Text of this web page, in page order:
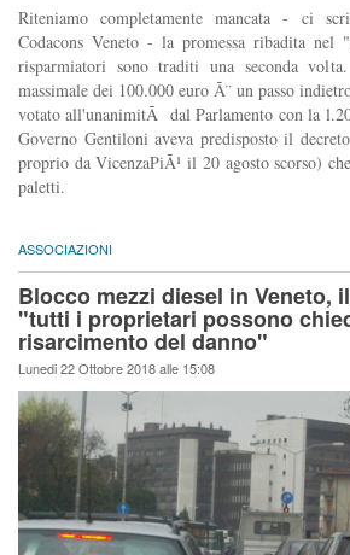
Riteniamo completamente mancata - ci
Codacons Veneto - la promessa ribadita
risparmiatori sono traditi una seconda
massimale dei 100.000 euro Ã¨ un passo
votato all'unanimitÃ dal Parlamento con la
Governo Gentiloni aveva predisposto il
proprio da VicenzaPiÃ¹ il 20 agosto scorso)
paletti.
ASSOCIAZIONI
Blocco mezzi diesel in Veneto,
"tutti i proprietari possono
risarcimento del danno"
Lunedi 22 Ottobre 2018 alle 15:08